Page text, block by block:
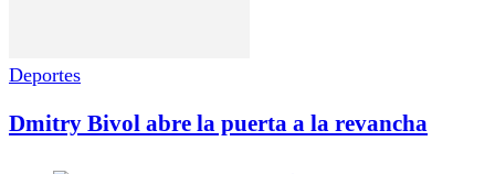
Deportes
Dmitry Bivol abre la puerta a la revancha